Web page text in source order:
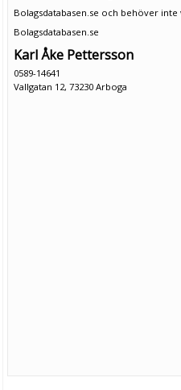
Bolagsdatabasen.se och behöver
Bolagsdatabasen.se
Karl Åke Pettersson
0589-14641
Vallgatan 12, 73230 Arboga